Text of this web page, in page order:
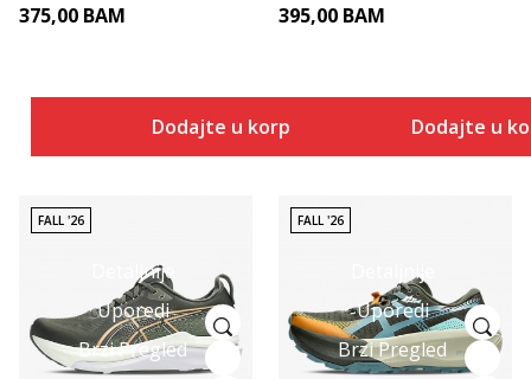
375,00 BAM
Dodajte u korpu
395,00 BAM
Dodajte u
Detaljnije
Uporedi
Brzi Pregled
FALL '26
Detaljnije
Uporedi
Brzi Pregled
FALL '26